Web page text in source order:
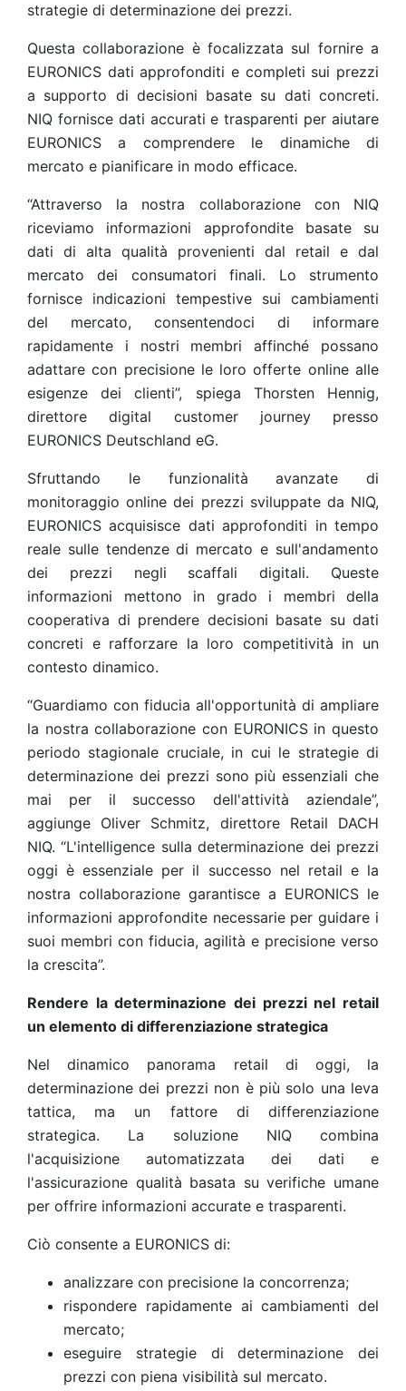
strategie di determinazione dei prezzi.
Questa collaborazione è focalizzata sul fornire a
EURONICS dati approfonditi e completi sui prezzi
a supporto di decisioni basate su dati concreti.
NIQ fornisce dati accurati e trasparenti per aiutare
EURONICS a comprendere le dinamiche di
mercato e pianificare in modo efficace.
“Attraverso la nostra collaborazione con NIQ
riceviamo informazioni approfondite basate su
dati di alta qualità provenienti dal retail e dal
mercato dei consumatori finali. Lo strumento
fornisce indicazioni tempestive sui cambiamenti
del mercato, consentendoci di informare
rapidamente i nostri membri affinché possano
adattare con precisione le loro offerte online alle
esigenze dei clienti”, spiega Thorsten Hennig,
direttore digital customer journey presso
EURONICS Deutschland eG.
Sfruttando le funzionalità avanzate di
monitoraggio online dei prezzi sviluppate da NIQ,
EURONICS acquisisce dati approfonditi in tempo
reale sulle tendenze di mercato e sull'andamento
dei prezzi negli scaffali digitali. Queste
informazioni mettono in grado i membri della
cooperativa di prendere decisioni basate su dati
concreti e rafforzare la loro competitività in un
contesto dinamico.
“Guardiamo con fiducia all'opportunità di ampliare
la nostra collaborazione con EURONICS in questo
periodo stagionale cruciale, in cui le strategie di
determinazione dei prezzi sono più essenziali che
mai per il successo dell'attività aziendale”,
aggiunge Oliver Schmitz, direttore Retail DACH
NIQ. “L'intelligence sulla determinazione dei prezzi
oggi è essenziale per il successo nel retail e la
nostra collaborazione garantisce a EURONICS le
informazioni approfondite necessarie per guidare i
suoi membri con fiducia, agilità e precisione verso
la crescita”.
Rendere la determinazione dei prezzi nel retail
un elemento di differenziazione strategica
Nel dinamico panorama retail di oggi, la
determinazione dei prezzi non è più solo una leva
tattica, ma un fattore di differenziazione
strategica. La soluzione NIQ combina
l'acquisizione automatizzata dei dati e
l'assicurazione qualità basata su verifiche umane
per offrire informazioni accurate e trasparenti.
Ciò consente a EURONICS di:
analizzare con precisione la concorrenza;
rispondere rapidamente ai cambiamenti del
mercato;
eseguire strategie di determinazione dei
prezzi con piena visibilità sul mercato.